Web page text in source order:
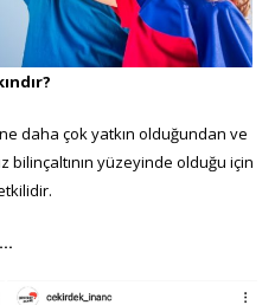
daha çok yatkın olduğundan ve
bilinçaltının yüzeyinde olduğu için